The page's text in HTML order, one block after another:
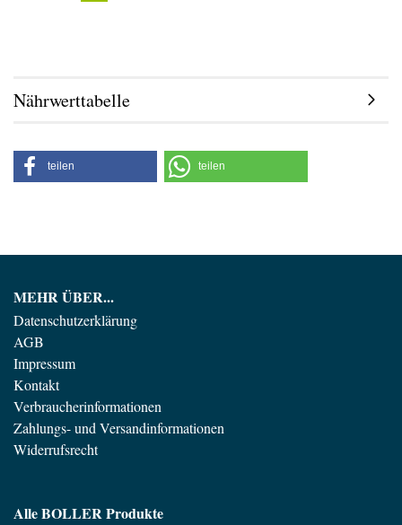
Nährwerttabelle
teilen teilen
MEHR ÜBER...
Datenschutzerklärung
AGB
Impressum
Kontakt
Verbraucherinformationen
Zahlungs- und Versandinformationen
Widerrufsrecht
Alle BOLLER Produkte